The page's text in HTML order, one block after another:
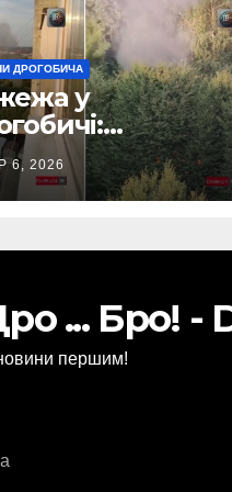
ДРОГОБИЧА
у
що
5 гаражів
6, 2026
... Бро! -
першим!